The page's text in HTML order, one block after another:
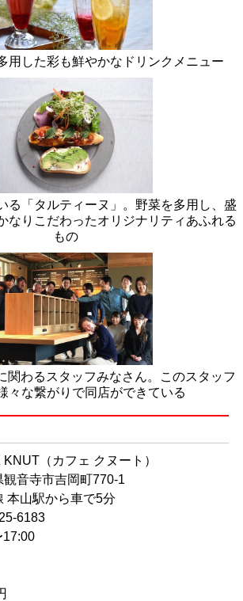
用した彩も鮮やかなドリンクメニュー
る「タルティーヌ」。野菜を多用し、盛
なりこだわったオリジナリティあふれる
もの
関わるスタッフみなさん。このスタッフ
々な繋がりで同店ができている
（カフェ クヌート）
観音寺市吉岡町770-1
本山駅から車で5分
6183
17:00